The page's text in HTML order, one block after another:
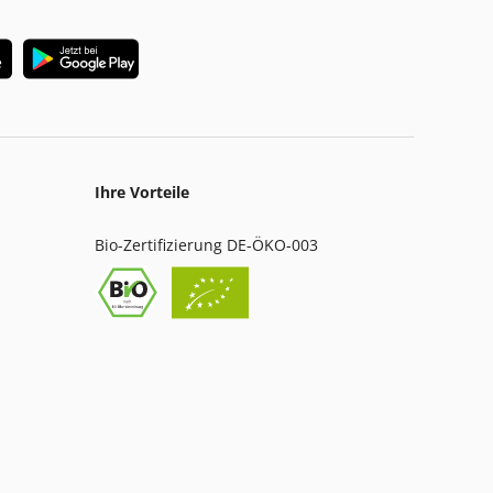
Ihre Vorteile
Bio-Zertifizierung DE-ÖKO-003